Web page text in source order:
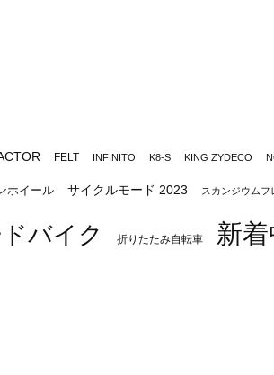
FELT INFINITO K8-S KING ZYDECO
ホイール サイクルモード 2023 スカンジウムフ
バイク 折りたたみ自転車 新着